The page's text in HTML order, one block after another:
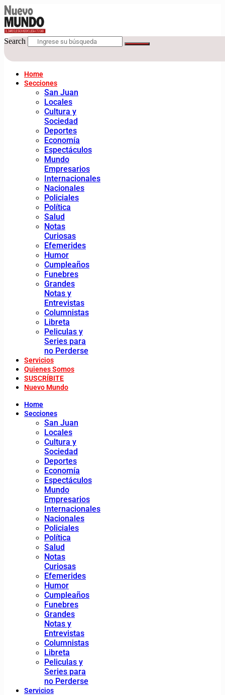
Search
Home
Secciones
San Juan
Locales
Cultura y
Sociedad
Deportes
Economía
Espectáculos
Mundo
Empresarios
Internacionales
Nacionales
Policiales
Política
Salud
Notas
Curiosas
Efemerides
Humor
Cumpleaños
Funebres
Grandes
Notas y
Entrevistas
Columnistas
Libreta
Peliculas y
Series para
no Perderse
Servicios
Quienes Somos
SUSCRÍBITE
Nuevo Mundo
Home
Secciones
San Juan
Locales
Cultura y
Sociedad
Deportes
Economía
Espectáculos
Mundo
Empresarios
Internacionales
Nacionales
Policiales
Política
Salud
Notas
Curiosas
Efemerides
Humor
Cumpleaños
Funebres
Grandes
Notas y
Entrevistas
Columnistas
Libreta
Peliculas y
Series para
no Perderse
Servicios